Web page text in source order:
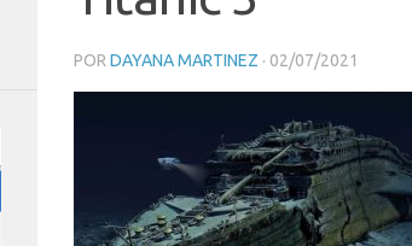
POR DAYANA MARTINEZ · 02/07/2021